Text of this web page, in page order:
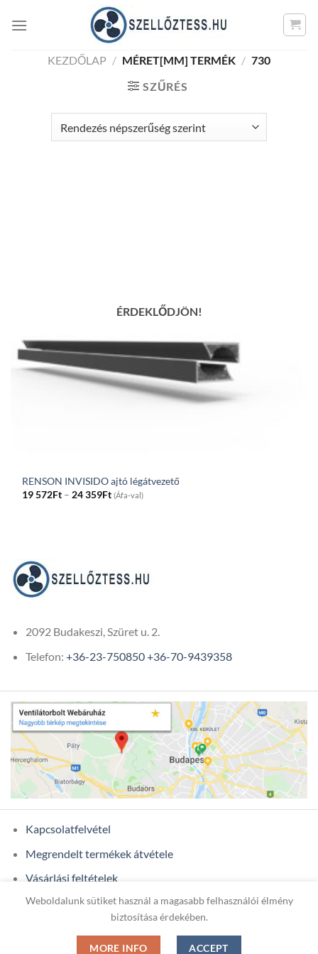
KEZDŐLAP / MÉRET[MM] TERMÉK / 730
SZŰRÉS
ÉRDEKLŐDJÖN!
RENSON INVISIDO ajtó légátvezető
19 572Ft – 24 359FtPrice
range:
(Áfa-val)
2092 Budakeszi, Szüret u. 2.
Telefon: +36-23-750850+36-70-9439358
Kapcsolatfelvétel
Megrendelt termékek átvétele
Vásárlási feltételek
Ügyfél adatok
Weboldalunk sütiket használ a magasabb felhasználói élmény
biztosítása érdekében.
MORE INFO ACCEPT